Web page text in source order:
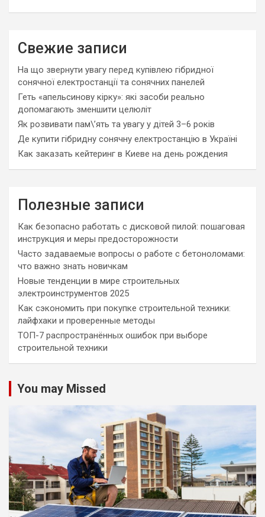
Свежие записи
На що звернути увагу перед купівлею гібридної
сонячної електростанції та сонячних панелей
Геть «апельсинову кірку»: які засоби реально
допомагають зменшити целюліт
Як розвивати пам\’ять та увагу у дітей 3–6 років
Де купити гібридну сонячну електростанцію в Україні
Как заказать кейтеринг в Киеве на день рождения
Полезные записи
Как безопасно работать с дисковой пилой: пошаговая
инструкция и меры предосторожности
Часто задаваемые вопросы о работе с бетоноломами:
что важно знать новичкам
Новые тенденции в мире строительных
электроинструментов 2025
Как сэкономить при покупке строительной техники:
лайфхаки и проверенные методы
ТОП-7 распространённых ошибок при выборе
строительной техники
You may Missed